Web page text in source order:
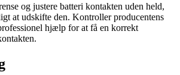
og justere batteri kontakten uden held,
at udskifte den. Kontroller producentens
hjælp for at få en korrekt